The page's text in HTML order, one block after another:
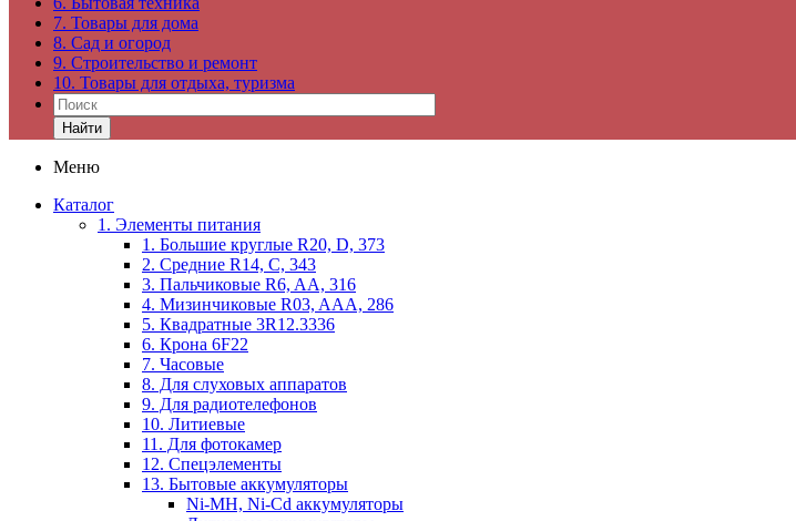
7. Товары для дома
8. Сад и огород
9. Строительство и ремонт
10. Товары для отдыха, туризма
Найти
Меню
Каталог
1. Элементы питания
1. Большие круглые R20, D, 373
2. Средние R14, C, 343
3. Пальчиковые R6, AA, 316
4. Мизинчиковые R03, AAA, 286
5. Квадратные 3R12.3336
6. Крона 6F22
7. Часовые
8. Для слуховых аппаратов
9. Для радиотелефонов
10. Литиевые
11. Для фотокамер
12. Спецэлементы
13. Бытовые аккумуляторы
Ni-MH, Ni-Cd аккумуляторы